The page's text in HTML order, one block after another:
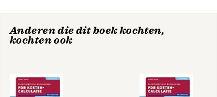
Anderen die dit boek kochten,
kochten ook